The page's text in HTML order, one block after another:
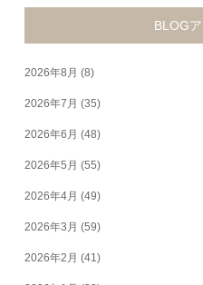
BLOG
2026年8月 (8)
2026年7月 (35)
2026年6月 (48)
2026年5月 (55)
2026年4月 (49)
2026年3月 (59)
2026年2月 (41)